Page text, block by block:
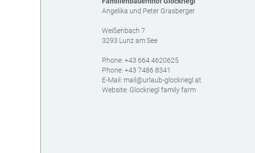
Angelika und Peter Grasberger
Weißenbach 7
3293 Lunz am See
Phone: +43 664 4620625
Phone: +43 7486 8341
E-Mail: mail@urlaub-glockriegl.at
Website: Glockriegl family farm